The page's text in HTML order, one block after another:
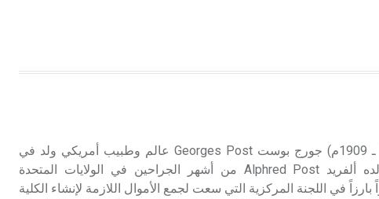
بوست (جورج ـ) (1838 ـ 1909م) جورج بوست Georges Post عالم وطبيب أمريكي ولد في
مدينة نيويورك .كان والده ألفريد Alphred Post من أشهر الجراحين في الولايات المتحدة
في اللجنة المركزية التي سعت لجمع الأموال اللازمة لإنشاء الكلية